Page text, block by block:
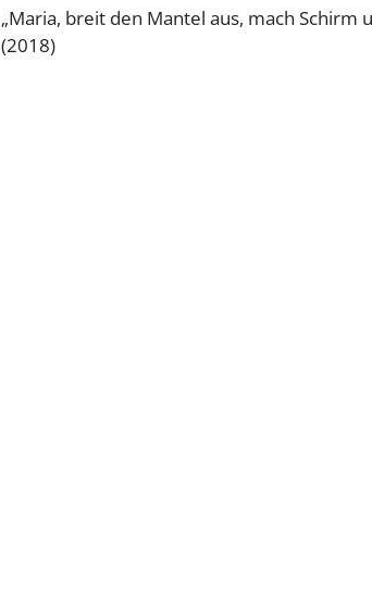
„Maria, breit den Mantel aus, mach Schirm
(2018)